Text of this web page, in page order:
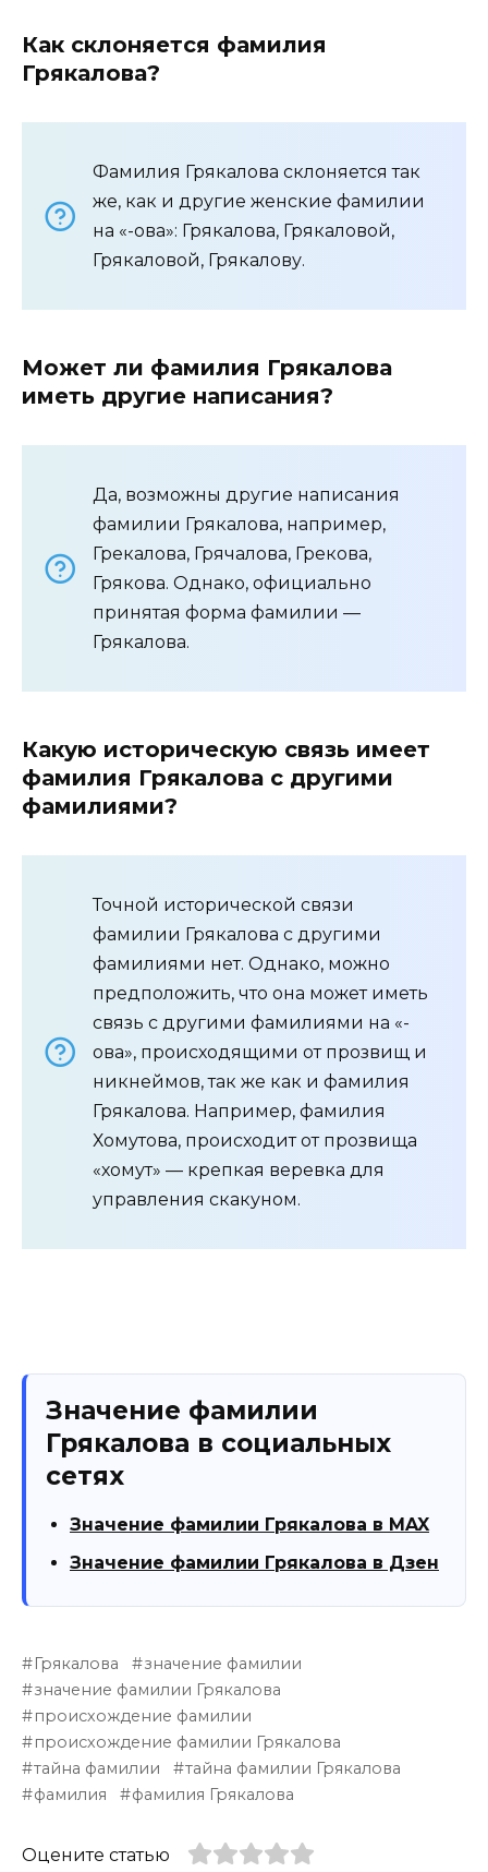
Как склоняется фамилия
Грякалова?
Фамилия Грякалова склоняется так
же, как и другие женские фамилии
на «-ова»: Грякалова, Грякаловой,
Грякаловой, Грякалову.
Может ли фамилия Грякалова
иметь другие написания?
Да, возможны другие написания
фамилии Грякалова, например,
Грекалова, Грячалова, Грекова,
Грякова. Однако, официально
принятая форма фамилии —
Грякалова.
Какую историческую связь имеет
фамилия Грякалова с другими
фамилиями?
Точной исторической связи
фамилии Грякалова с другими
фамилиями нет. Однако, можно
предположить, что она может иметь
связь с другими фамилиями на «-
ова», происходящими от прозвищ и
никнеймов, так же как и фамилия
Грякалова. Например, фамилия
Хомутова, происходит от прозвища
«хомут» — крепкая веревка для
управления скакуном.
Значение фамилии
Грякалова в социальных
сетях
Значение фамилии Грякалова в MAX
Значение фамилии Грякалова в Дзен
Грякалова
значение фамилии
значение фамилии Грякалова
происхождение фамилии
происхождение фамилии Грякалова
тайна фамилии
тайна фамилии Грякалова
фамилия
фамилия Грякалова
Оцените статью